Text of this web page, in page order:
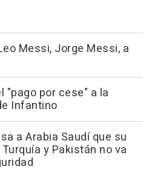
Messi, Jorge Messi, a
"pago por cese" a la
Infantino
a Arabia Saudí que su
y Pakistán no va